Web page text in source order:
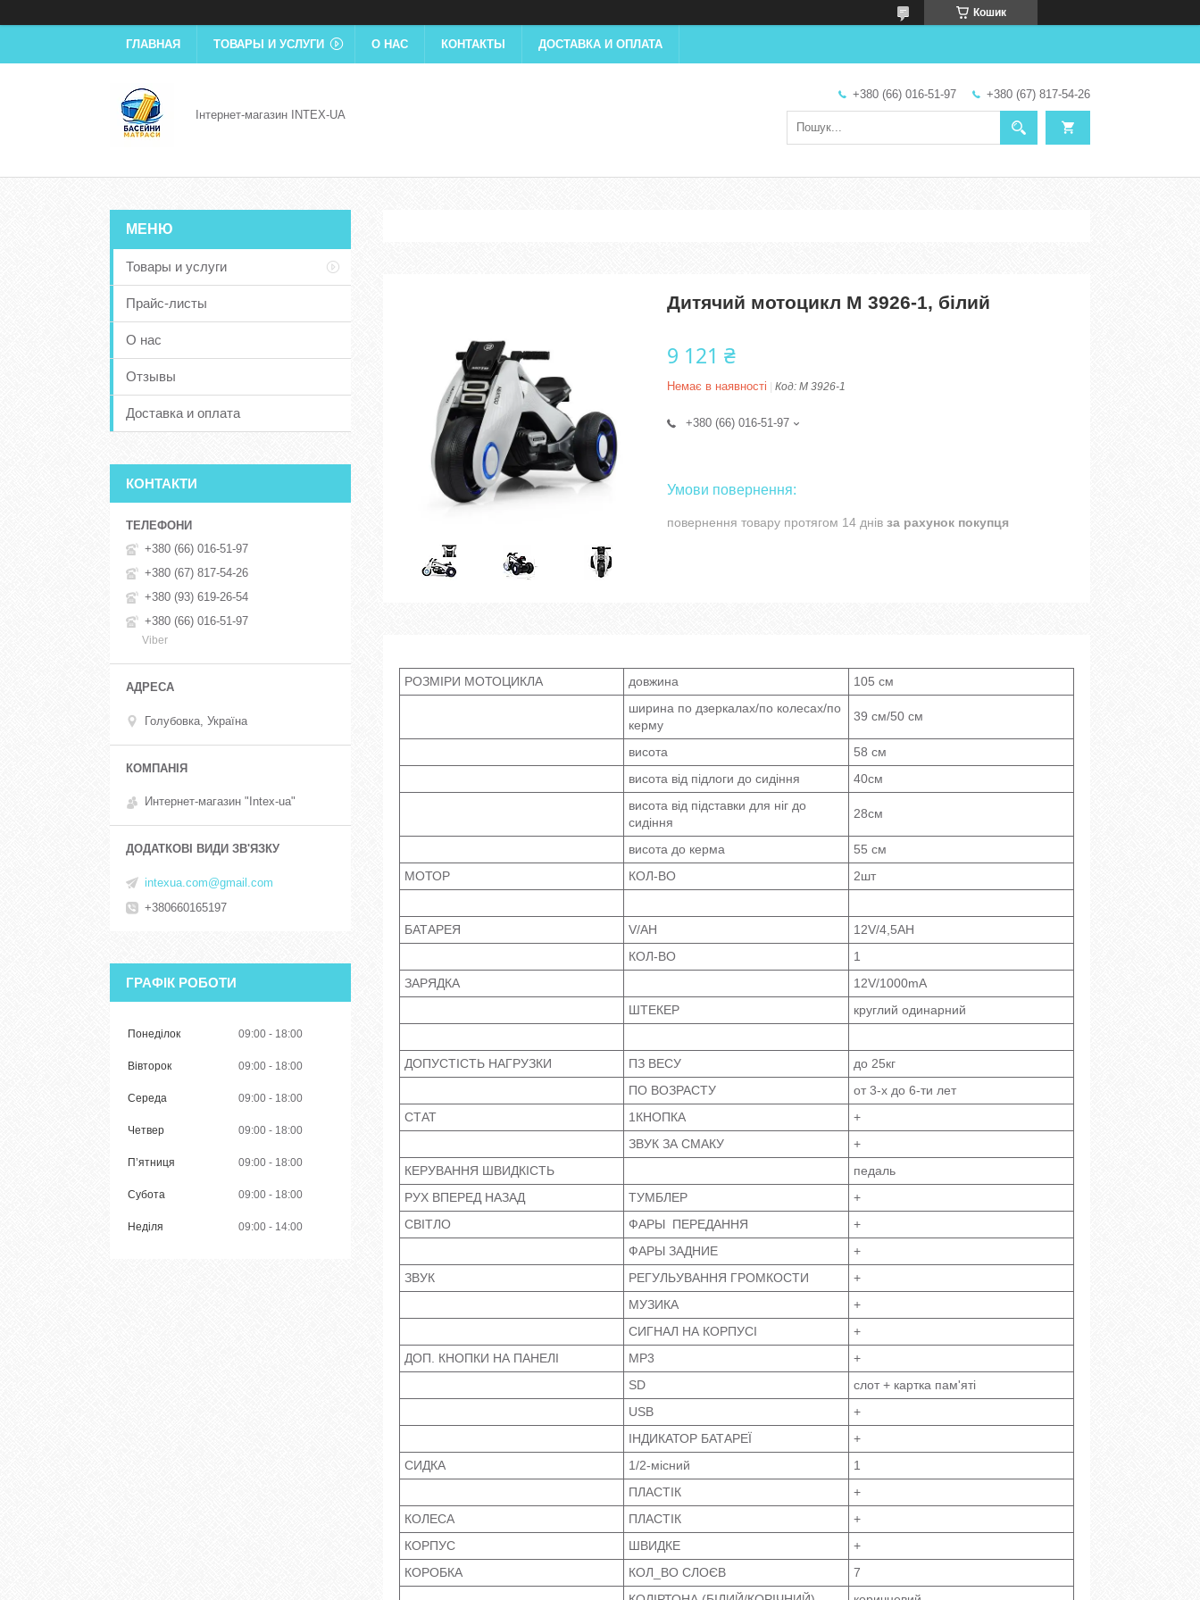
Кошик
ГЛАВНАЯ ТОВАРЫ И УСЛУГИ О НАС КОНТАКТЫ ДОСТАВКА И ОПЛАТА
Інтернет-магазин INTEX-UA
+380 (66) 016-51-97 +380 (67) 817-54-26
Дитячий мотоцикл M 3926-1, білий
9 121 ₴
Немає в наявності Код: M 3926-1
+380 (66) 016-51-97
повернення товару протягом 14 днів за рахунок покупця
РОЗМІРИ МОТОЦИКЛА довжина
105 см
ширина по дзеркалах/по колесах/по
керму
39 см/50 см
висота
58 см
висота від підлоги до сидіння
40см
висота від підставки для ніг до
сидіння
28см
висота до керма
55 см
МОТОР
КОЛ-ВО 2шт
БАТАРЕЯ V/AH
12V/4,5AH
КОЛ-ВО
1
ЗАРЯДКА
12V/1000mA
ШТЕКЕР
круглий одинарний
ДОПУСТІСТЬ НАГРУЗКИ ПЗ ВЕСУ
до 25кг
ПО ВОЗРАСТУ
от 3-х до 6-ти лет
СТАТ
1КНОПКА
+
ЗВУК ЗА СМАКУ
+
КЕРУВАННЯ ШВИДКІСТЬ
педаль
РУХ ВПЕРЕД НАЗАД
ТУМБЛЕР
+
СВІТЛО
ФАРЫ ПЕРЕДАННЯ
+
ФАРЫ ЗАДНИЕ
+
ЗВУК
РЕГУЛЬУВАННЯ ГРОМКОСТИ
+
МУЗИКА
+
СИГНАЛ НА КОРПУСІ
+
ДОП. КНОПКИ НА ПАНЕЛІ
MP3
+
SD
слот + картка пам'яті
USB
+
ІНДИКАТОР БАТАРЕЇ
+
СИДКА
1/2-місний
1
ПЛАСТІК
+
КОЛЕСА
ПЛАСТІК
+
КОРПУС
ШВИДКЕ
+
КОРОБКА
КОЛ_ВО СЛОЄВ
7
Товары и услуги
Прайс-листы
О нас
Отзывы
Доставка и оплата
КОНТАКТИ
+380 (66) 016-51-97
+380 (67) 817-54-26
+380 (93) 619-26-54
+380 (66) 016-51-97
Viber
Голубовка, Україна
Интернет-магазин "Intex-ua"
intexua.com@gmail.com
+380660165197
ГРАФІК РОБОТИ
Понеділок 09:00 18:00
Вівторок 09:00 18:00
Середа 09:00 18:00
Четвер 09:00 18:00
Пʼятниця 09:00 18:00
Субота 09:00 18:00
Неділя 09:00 14:00